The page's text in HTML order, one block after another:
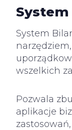
System
wszelkich
Pozwala
aplikacje